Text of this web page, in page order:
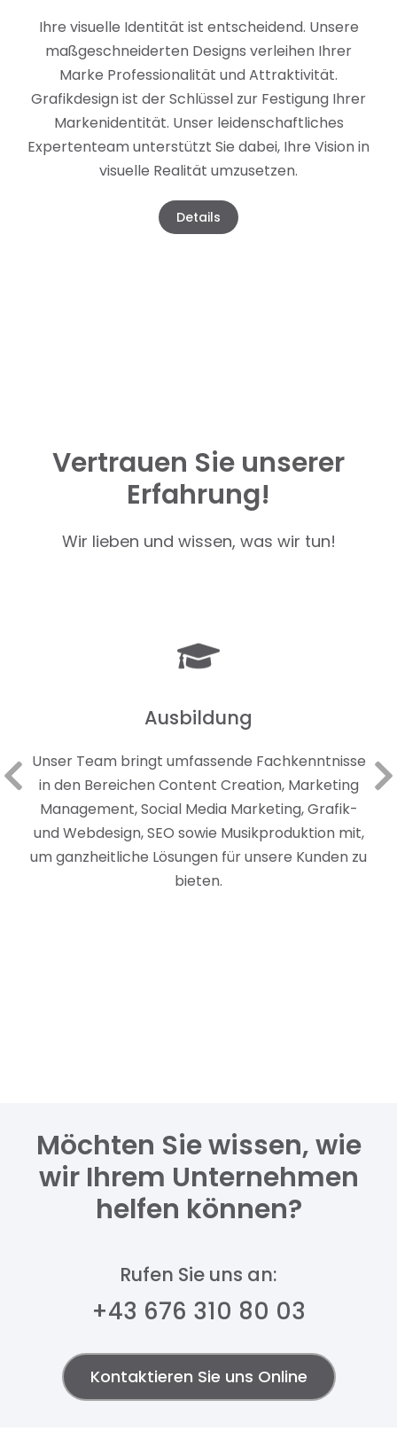
Ihre visuelle Identität ist entscheidend. Unsere
maßgeschneiderten Designs verleihen Ihrer
Marke Professionalität und Attraktivität.
Grafikdesign ist der Schlüssel zur Festigung Ihrer
Markenidentität. Unser leidenschaftliches
Expertenteam unterstützt Sie dabei, Ihre Vision in
visuelle Realität umzusetzen.
Details
Vertrauen Sie unserer
Erfahrung!
Wir lieben und wissen, was wir tun!
Ausbildung
Unser Team bringt umfassende Fachkenntnisse
in den Bereichen Content Creation, Marketing
Management, Social Media Marketing, Grafik-
und Webdesign, SEO sowie Musikproduktion mit,
um ganzheitliche Lösungen für unsere Kunden zu
bieten.
Möchten Sie wissen, wie
wir Ihrem Unternehmen
helfen können?​
Rufen Sie uns an:​
+43 676 310 80 03
Kontaktieren Sie uns Online